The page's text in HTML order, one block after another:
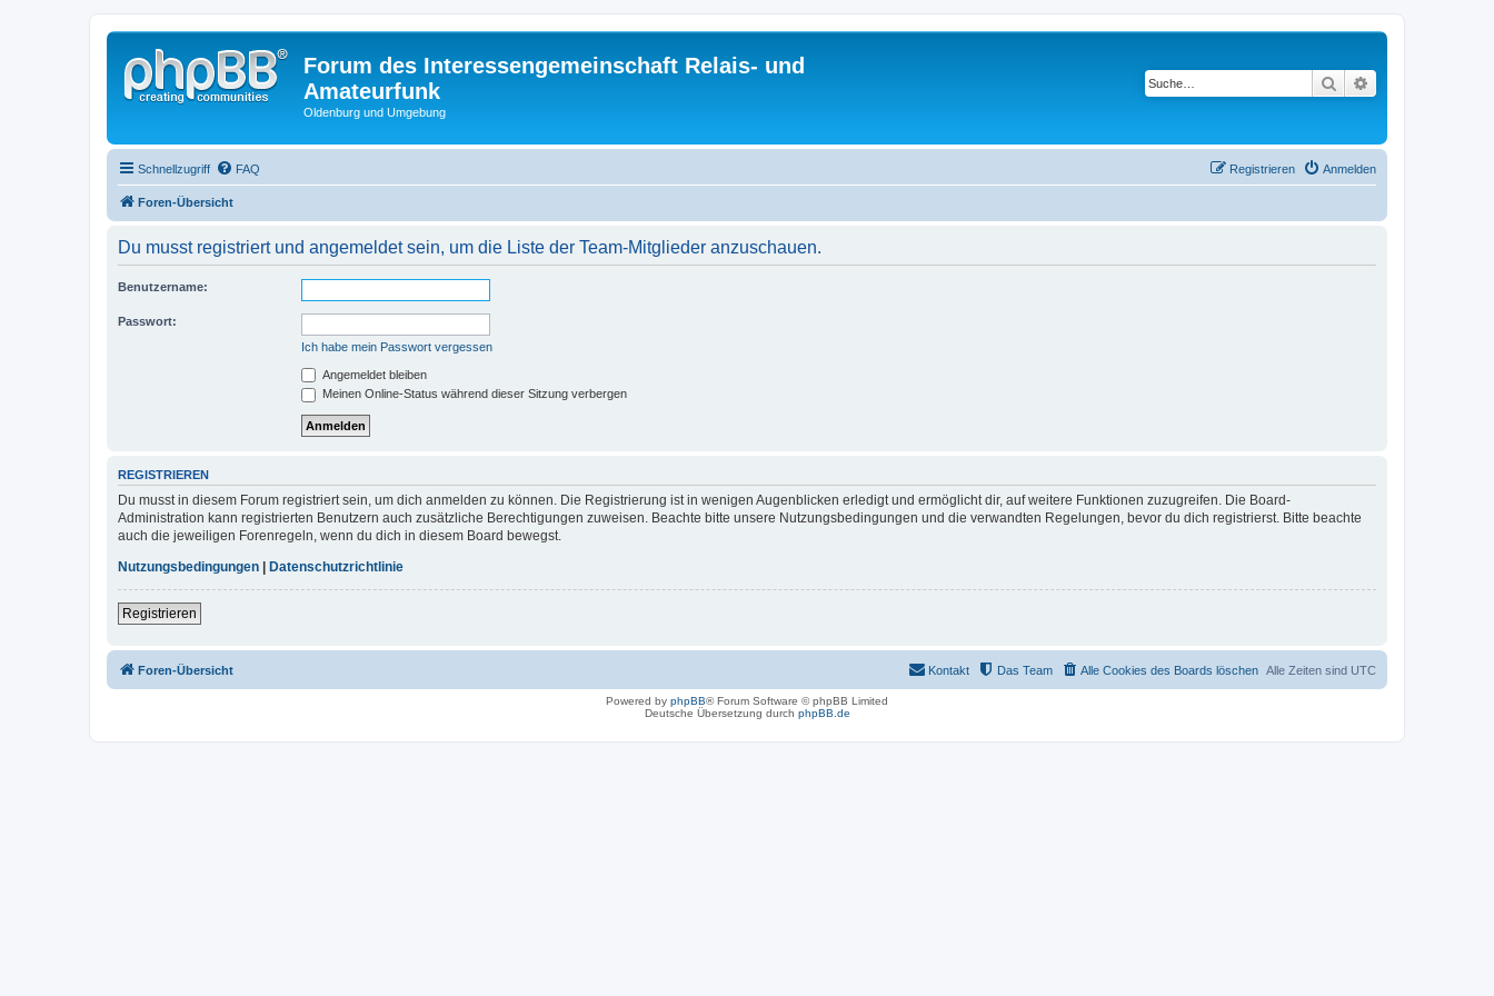
Forum des Interessengemeinschaft Relais- und
Amateurfunk
Oldenburg und Umgebung
Suche
Schnellzugriff FAQ Anmelden
Registrieren
Foren-Übersicht
Du musst registriert und angemeldet sein, um die Liste der Team-Mitglieder anzuschauen.
Benutzername:
Passwort:
Ich habe mein Passwort vergessen
Angemeldet bleiben
Meinen Online-Status während dieser Sitzung verbergen
REGISTRIEREN
Du musst in diesem Forum registriert sein, um dich anmelden zu können. Die Registrierung ist in wenigen Augenblicken erledigt und ermöglicht dir, auf weitere Funktionen zuzugreifen. Die Board-
Administration kann registrierten Benutzern auch zusätzliche Berechtigungen zuweisen. Beachte bitte unsere Nutzungsbedingungen und die verwandten Regelungen, bevor du dich registrierst. Bitte beachte
auch die jeweiligen Forenregeln, wenn du dich in diesem Board bewegst.
Nutzungsbedingungen
Datenschutzrichtlinie
Registrieren
Foren-Übersicht Alle Zeiten sind UTC
Alle Cookies des Boards löschen
Das Team
Kontakt
Powered by phpBB® Forum Software © phpBB Limited
Deutsche Übersetzung durch phpBB.de